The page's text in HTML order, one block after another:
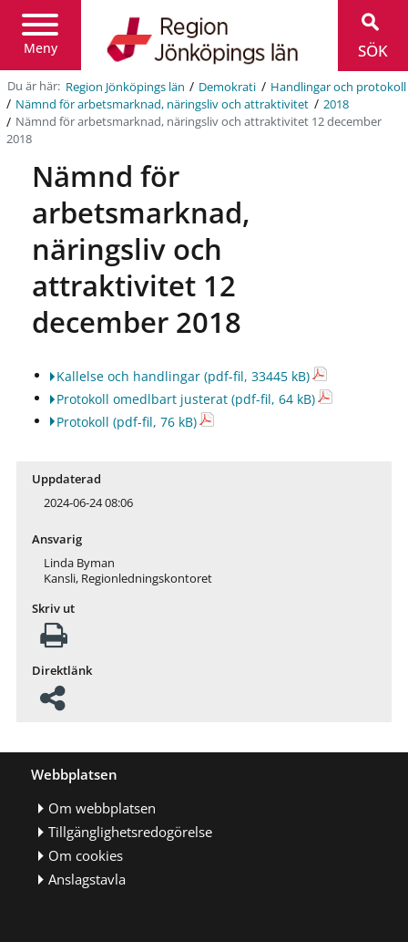
Meny
Jönköpings
län
SÖK
Du är här: Region Jönköpings län / Demokrati / Handlingar och protokoll
/ Nämnd för arbetsmarknad, näringsliv och attraktivitet / 2018
/ Nämnd för arbetsmarknad, näringsliv och attraktivitet 12 december
2018
Nämnd för
arbetsmarknad,
näringsliv och
attraktivitet 12
december 2018
Kallelse och handlingar (pdf-fil, 33445 kB)
Protokoll omedlbart justerat (pdf-fil, 64 kB)
Protokoll (pdf-fil, 76 kB)
Uppdaterad
2024-06-24 08:06
Ansvarig
Linda Byman
Kansli, Regionledningskontoret
Skriv ut
Direktlänk
Webbplatsen
Om webbplatsen
Tillgänglighetsredogörelse
Om cookies
Anslagstavla